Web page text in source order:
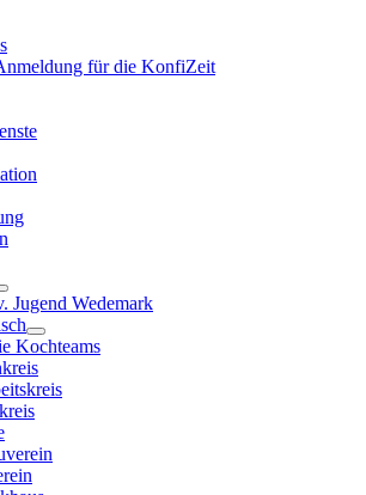
für die KonfiZeit
Jugend Wedemark
Kochteams